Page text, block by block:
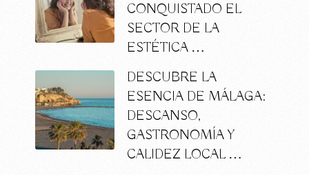
CONQUISTADO EL
SECTOR DE LA
ESTÉTICA …
DESCUBRE LA
ESENCIA DE MÁLAGA:
DESCANSO,
GASTRONOMÍA Y
CALIDEZ LOCAL …